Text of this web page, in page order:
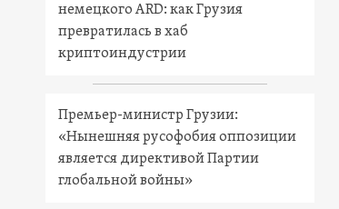
немецкого ARD: как Грузия
превратилась в хаб
криптоиндустрии
Премьер-министр Грузии:
«Нынешняя русофобия оппозиции
является директивой Партии
глобальной войны»